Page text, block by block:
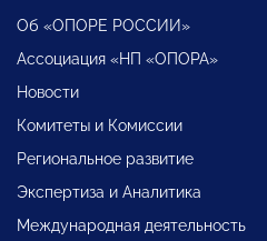
Об «ОПОРЕ РОССИИ»
Ассоциация «НП «ОПОРА»
Новости
Комитеты и Комиссии
Региональное развитие
Экспертиза и Аналитика
Международная деятельность